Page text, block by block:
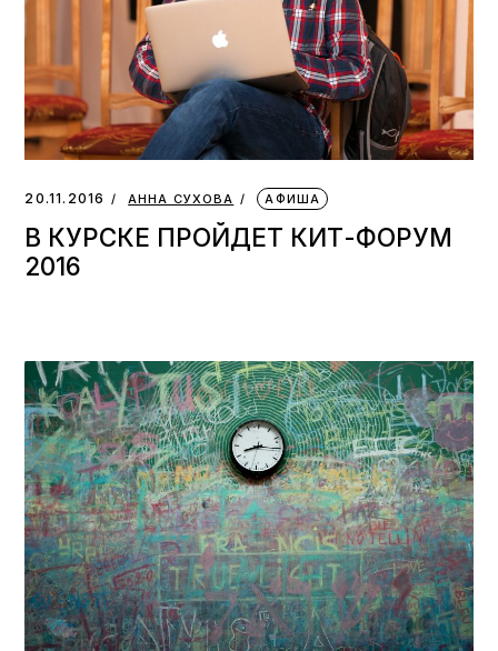
20.11.2016 АННА СУХОВА АФИША
В КУРСКЕ ПРОЙДЕТ КИТ-ФОРУМ
2016